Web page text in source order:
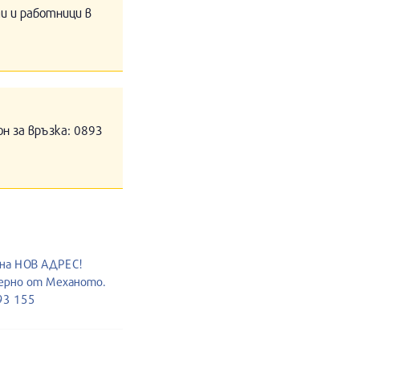
и работници в
за връзка: 0893
на НОВ АДРЕС!
от Механото.
155